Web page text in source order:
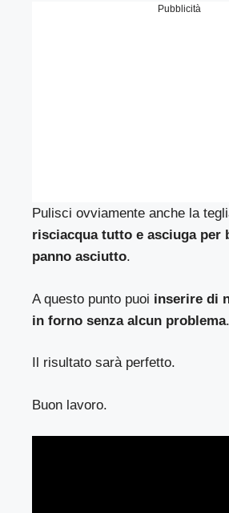
Pubblicità
Pulisci ovviamente anche la
risciacqua tutto e asciuga per
panno asciutto.
A questo punto puoi inserire di
in forno senza alcun problema.
Il risultato sarà perfetto.
Buon lavoro.